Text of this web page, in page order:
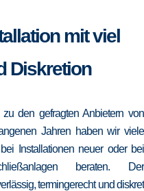
mit viel
Diskretion
den gefragten Anbietern von
Jahren haben wir viele
Installationen neuer oder bei
beraten. Der
termingerecht und diskret